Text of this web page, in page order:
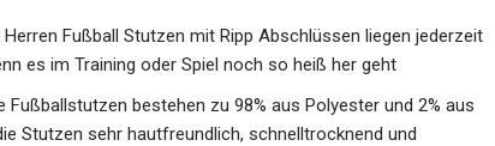
Herren Fußball Stutzen mit Ripp Abschlüssen liegen jederzeit
es im Training oder Spiel noch so heiß her geht
Fußballstutzen bestehen zu 98% aus Polyester und 2% aus
Stutzen sehr hautfreundlich, schnelltrocknend und